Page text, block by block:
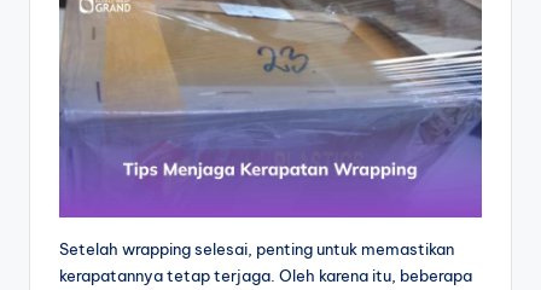
Setelah wrapping selesai, penting untuk memastikan
kerapatannya tetap terjaga. Oleh karena itu, beberapa